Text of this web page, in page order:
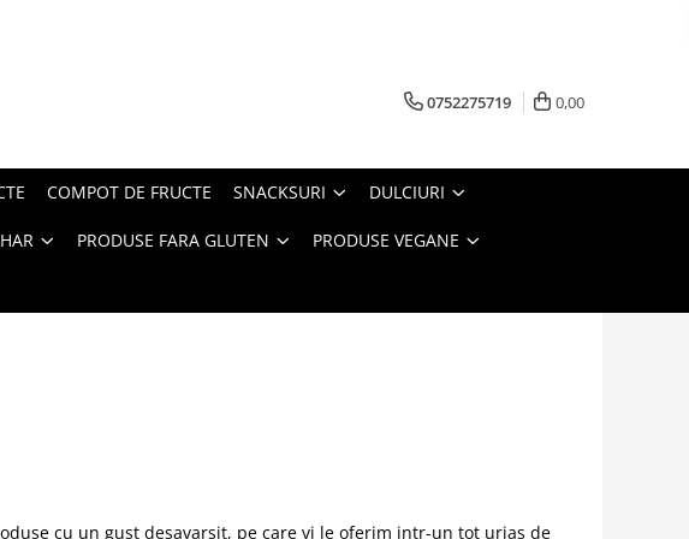
0752275719 0,00
COMPOT DE FRUCTE SNACKSURI DULCIURI
PRODUSE FARA GLUTEN PRODUSE VEGANE
cu un gust desavarsit, pe care vi le oferim intr-un tot urias de